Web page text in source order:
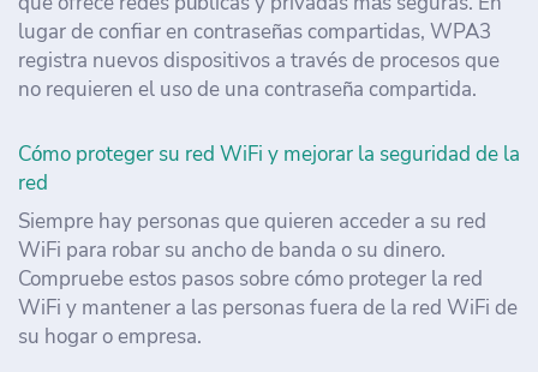
lugar de confiar en contraseñas compartidas, WPA3
registra nuevos dispositivos a través de procesos que
no requieren el uso de una contraseña compartida.
Cómo proteger su red WiFi y mejorar la seguridad de la
red
Siempre hay personas que quieren acceder a su red
WiFi para robar su ancho de banda o su dinero.
Compruebe estos pasos sobre cómo proteger la red
WiFi y mantener a las personas fuera de la red WiFi de
su hogar o empresa.